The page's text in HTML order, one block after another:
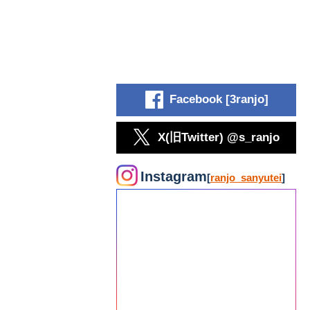
Facebook [3ranjo]
X(旧Twitter) @s_ranjo
Instagram[ranjo_sanyutei]